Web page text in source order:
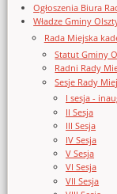
Ogłoszenia Biura
Władze Gminy
Rada Miejska
Statut Gminy
Radni Rady
Sesje Rady
I sesja -
II Sesja
III Sesja
IV Sesja
V Sesja
VI Sesja
VII Sesja